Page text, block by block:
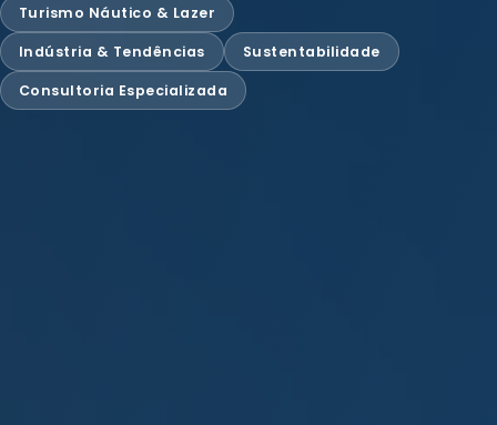
Turismo Náutico & Lazer
Indústria & Tendências Sustentabilidade
Consultoria Especializada